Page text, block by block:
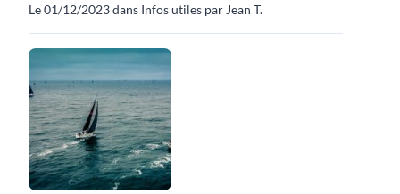
Le 01/12/2023 dans Infos utiles par Jean T.